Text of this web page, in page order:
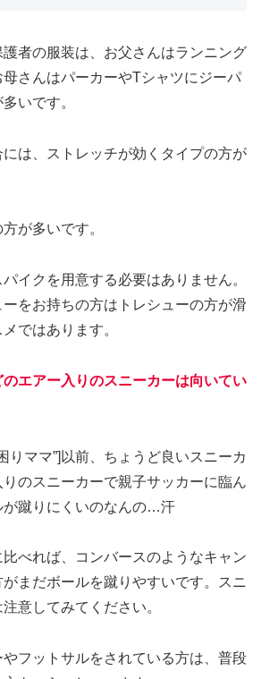
者の服装は、お父さんはランニング
さんはパーカーやTシャツにジーパ
いです。
は、ストレッチが効くタイプの方が
が多いです。
イクを用意する必要はありません。
をお持ちの方はトレシューの方が滑
ではあります。
エアー入りのスニーカーは向いてい
りママ”]以前、ちょうど良いスニーカ
のスニーカーで親子サッカーに臨ん
が蹴りにくいのなんの…汗
べれば、コンバースのようなキャン
まだボールを蹴りやすいです。スニ
意してみてください。
フットサルをされている方は、普段